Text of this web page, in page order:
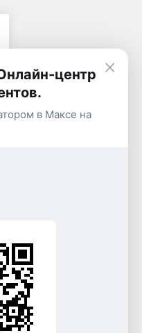
×
центр
в Максе на